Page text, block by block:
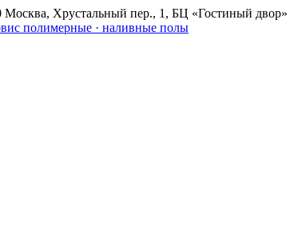
Москва, Хрустальный пер., 1, БЦ «Гостиный двор»
полимерные · наливные полы